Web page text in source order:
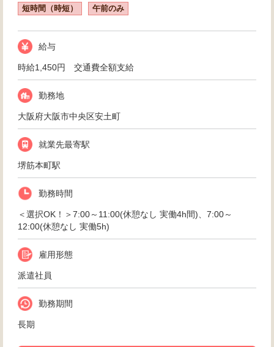
短時間（時短） 午前のみ
給与
時給1,450円 交通費全額支給
勤務地
大阪府大阪市中央区安土町
就業先最寄駅
堺筋本町駅
勤務時間
＜選択OK！＞7:00～11:00(休憩なし 実働4h間)、7:00～
12:00(休憩なし 実働5h)
雇用形態
派遣社員
勤務期間
長期